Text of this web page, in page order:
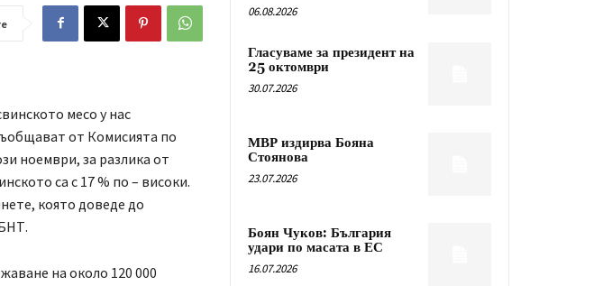
месо у нас
от Комисията по
ноември, за разлика от
са с 17 % по – високи.
която доведе до
на около 120 000
06.08.2026
Гласуваме за президент на
25 октомври
30.07.2026
МВР издирва Бояна
Стоянова
23.07.2026
Боян Чуков: България
удари по масата в ЕС
16.07.2026